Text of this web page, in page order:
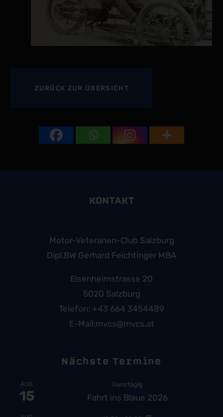
ZURÜCK ZUR ÜBERSICHT
KONTAKT
Motor-Veteranen-Club Salzburg
Dipl.BW Gerhard Feichtinger MBA
Elsenheimstrasse 20
5020 Salzburg
Telefon: +43 664 3454489
E-Mail:mvcs@mvcs.at
Nächste Termine
AUG.
15
Ganztägig
Fahrt ins Blaue 2026